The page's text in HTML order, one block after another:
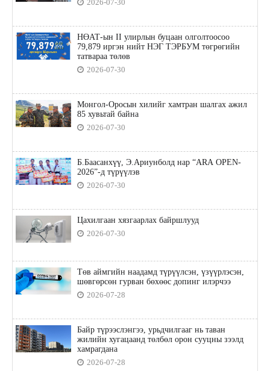
2026-07-30
НӨАТ-ын II улирлын буцаан олголтоосоо
79,879 иргэн нийт НЭГ ТЭРБУМ төгрөгийн
татвараа төлөв
2026-07-30
Монгол-Оросын хилийг хамтран шалгах ажил
85 хувьтай байна
2026-07-30
Б.Баасанхүү, Э.Ариунболд нар “ARA OPEN-
2026”-д түрүүлэв
2026-07-30
Цахилгаан хязгаарлах байршлууд
2026-07-30
Төв аймгийн наадамд түрүүлсэн, үзүүрлэсэн,
шөвгөрсөн гурван бөхөөс допинг илэрчээ
2026-07-28
Байр түрээслэнгээ, урьдчилгааг нь таван
жилийн хугацаанд төлбөл орон сууцны зээлд
хамрагдана
2026-07-28